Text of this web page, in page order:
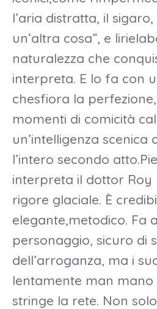
l’aria distratta, il
un’altra cosa”, e
naturalezza che
interpreta. E lo fa con
chesfiora la
momenti di comicità
un’intelligenza scenica
l’intero secondo
interpreta il dottor Roy
rigore glaciale. È
elegante,metodico. Fa
personaggio, sicuro di
dell’arroganza, ma i
lentamente man mano
stringe la rete. Non